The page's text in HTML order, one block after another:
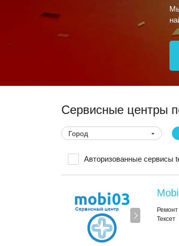
Сервисные центры
Город
Авторизованные сервисы
Тексет